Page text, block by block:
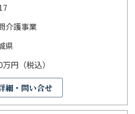
介護事業
県
円（税込）
細・問い合せ